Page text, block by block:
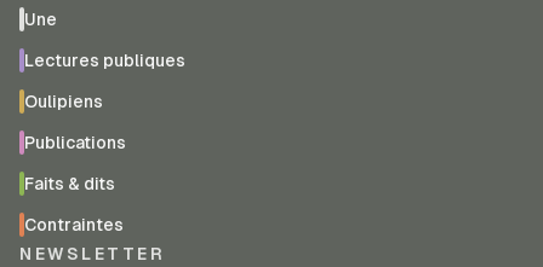
Une
Lectures publiques
Oulipiens
Publications
Faits & dits
Contraintes
NEWSLETTER